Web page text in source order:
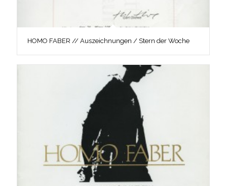
HOMO FABER // Auszeichnungen / Stern der Woche